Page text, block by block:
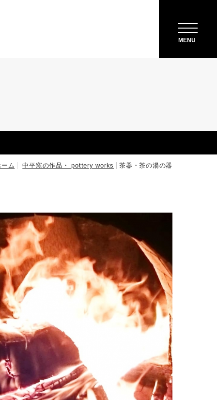
MENU
ーム 中平窯の作品・ pottery works 茶器・茶の湯の器